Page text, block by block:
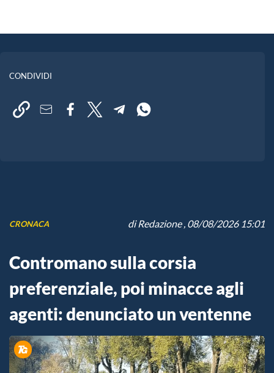
CONDIVIDI
CRONACA diRedazione, 08/08/2026 15:01
Contromano sulla corsia
preferenziale, poi minacce agli
agenti: denunciato un ventenne